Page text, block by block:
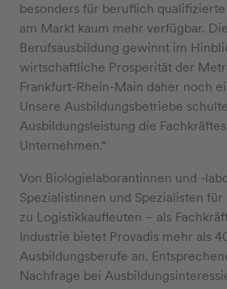
besonders für beruflich qualifizierte
am Markt kaum mehr verfügbar.
Berufsausbildung gewinnt im
wirtschaftliche Prosperität der
Frankfurt-Rhein-Main daher noch
Unsere Ausbildungsbetriebe
Ausbildungsleistung die
Unternehmen.“
Von Biologielaborantinnen und -
Spezialistinnen und Spezialisten
zu Logistikkaufleuten – als
Industrie bietet Provadis mehr als
Ausbildungsberufe an.
Nachfrage bei